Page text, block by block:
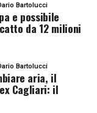
Bartolucci
e possibile
da 12 milioni
Bartolucci
aria, il
Cagliari: il